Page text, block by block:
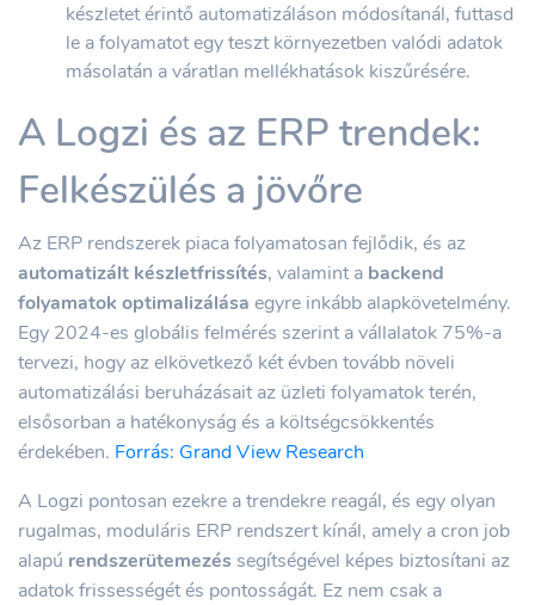
készletet érintő automatizáláson módosítanál, futtasd
le a folyamatot egy teszt környezetben valódi adatok
másolatán a váratlan mellékhatások kiszűrésére.
A Logzi és az ERP trendek:
Felkészülés a jövőre
Az ERP rendszerek piaca folyamatosan fejlődik, és az
automatizált készletfrissítés, valamint a backend
folyamatok optimalizálása egyre inkább alapkövetelmény.
Egy 2024-es globális felmérés szerint a vállalatok 75%-a
tervezi, hogy az elkövetkező két évben tovább növeli
automatizálási beruházásait az üzleti folyamatok terén,
elsősorban a hatékonyság és a költségcsökkentés
érdekében. Forrás: Grand View Research
A Logzi pontosan ezekre a trendekre reagál, és egy olyan
rugalmas, moduláris ERP rendszert kínál, amely a cron job
alapú rendszerütemezés segítségével képes biztosítani az
adatok frissességét és pontosságát. Ez nem csak a